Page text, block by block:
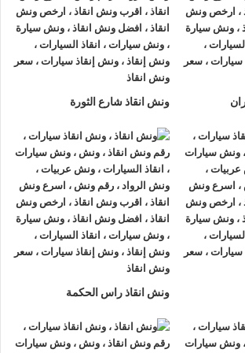
نظام الاتصال المباشر عليرقم ونش انقاذ
–
01093018585
–
01120018852
اتصل الان وسوف يصلكونش انقاذ سيارات
بالاطمئنان لانهم يعلمون ان المساعدة
انقاذ السيارات يمكنة تحديد موقع السيارة و
لمكان العطل بسرعة فائقة .
خبرة كبيرة في مجال انقاذ السيارات تصل
المعدات
يمكنهم التعامل مع اي نوع من الاعطال
سواء كانت في المدينة او الطرق الصحراوية
لكل من يبحث عنونش انقاذ سياراتسريع
ونش انقاذ شارع الثورة
ونش انقاذ راس الحكمة